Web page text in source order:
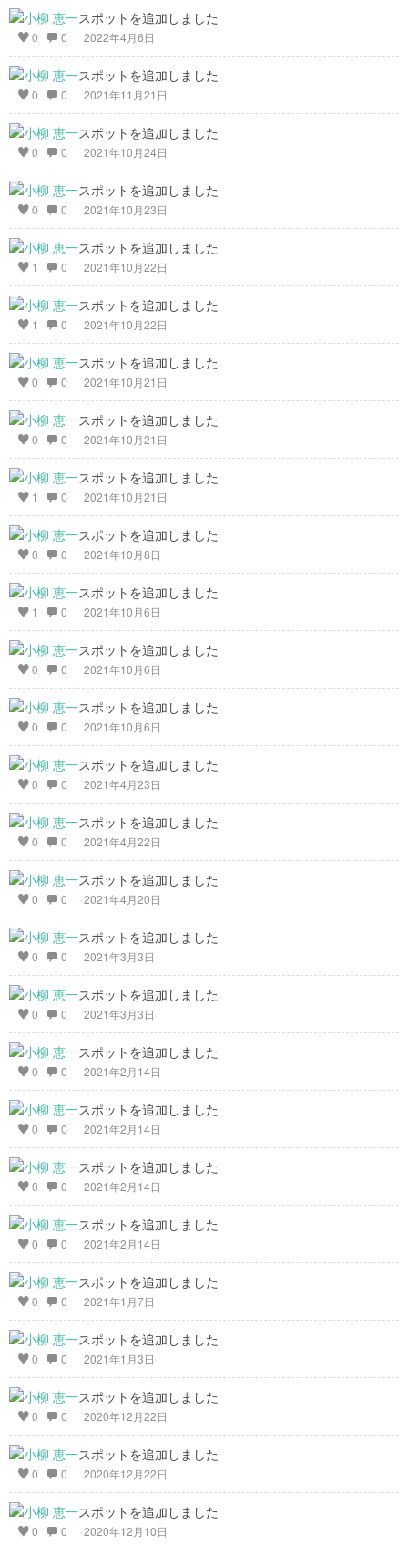
スポットを追加しました
0 0 2022年4月6日
スポットを追加しました
0 0 2021年11月21日
スポットを追加しました
0 0 2021年10月24日
スポットを追加しました
0 0 2021年10月23日
スポットを追加しました
1 0 2021年10月22日
スポットを追加しました
1 0 2021年10月22日
スポットを追加しました
0 0 2021年10月21日
スポットを追加しました
0 0 2021年10月21日
スポットを追加しました
1 0 2021年10月21日
スポットを追加しました
0 0 2021年10月8日
スポットを追加しました
1 0 2021年10月6日
スポットを追加しました
0 0 2021年10月6日
スポットを追加しました
0 0 2021年10月6日
スポットを追加しました
0 0 2021年4月23日
スポットを追加しました
0 0 2021年4月22日
スポットを追加しました
0 0 2021年4月20日
スポットを追加しました
0 0 2021年3月3日
スポットを追加しました
0 0 2021年3月3日
スポットを追加しました
0 0 2021年2月14日
スポットを追加しました
0 0 2021年2月14日
スポットを追加しました
0 0 2021年2月14日
スポットを追加しました
0 0 2021年2月14日
スポットを追加しました
0 0 2021年1月7日
スポットを追加しました
0 0 2021年1月3日
スポットを追加しました
0 0 2020年12月22日
スポットを追加しました
0 0 2020年12月22日
スポットを追加しました
0 0 2020年12月10日